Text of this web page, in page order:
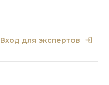
Вход для экспертов